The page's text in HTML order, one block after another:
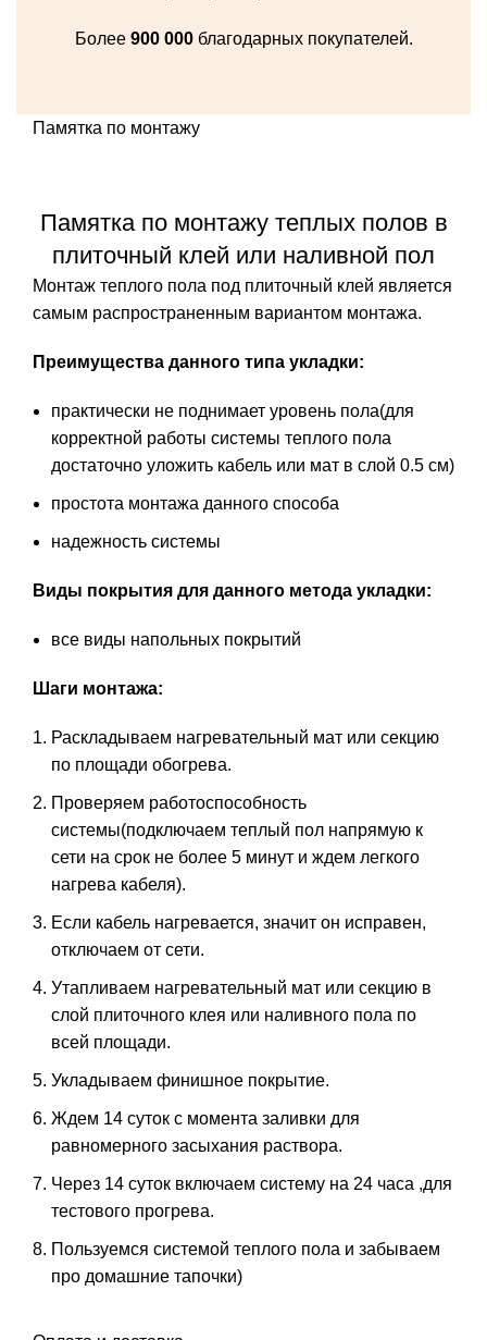
Более 900 000благодарных покупателей.
Памятка по монтажу
Памятка по монтажу теплых полов в
плиточный клей или наливной пол
Монтаж теплого пола под плиточный клей является
самым распространенным вариантом монтажа.
Преимущества данного типа укладки:
практически не поднимает уровень пола(для
корректной работы системы теплого пола
достаточно уложить кабель или мат в слой 0.5 см)
простота монтажа данного способа
надежность системы
Виды покрытия для данного метода укладки:
все виды напольных покрытий
Шаги монтажа:
Раскладываем нагревательный мат или секцию
по площади обогрева.
Проверяем работоспособность
системы(подключаем теплый пол напрямую к
сети на срок не более 5 минут и ждем легкого
нагрева кабеля).
Если кабель нагревается, значит он исправен,
отключаем от сети.
Утапливаем нагревательный мат или секцию в
слой плиточного клея или наливного пола по
всей площади.
Укладываем финишное покрытие.
Ждем 14 суток с момента заливки для
равномерного засыхания раствора.
Через 14 суток включаем систему на 24 часа ,для
тестового прогрева.
Пользуемся системой теплого пола и забываем
про домашние тапочки)